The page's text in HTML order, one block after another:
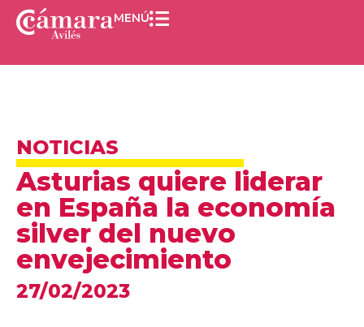
MENÚ
NOTICIAS
Asturias quiere liderar
en España la economía
silver del nuevo
envejecimiento
27/02/2023